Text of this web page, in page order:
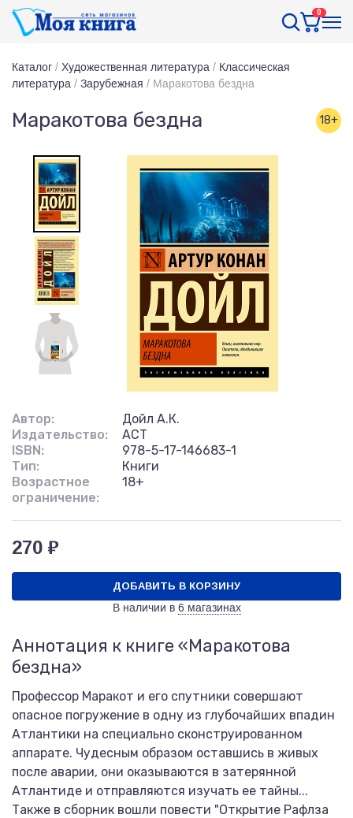
0
Каталог / Художественная литература / Классическая
литература / Зарубежная / Маракотова бездна
Маракотова бездна 18+
Автор:
Дойл А.К.
Издательство:
АСТ
ISBN:
978-5-17-146683-1
Тип:
Книги
Возрастное
ограничение:
18+
270 ₽
ДОБАВИТЬ В КОРЗИНУ
В наличии в 6 магазинах
Аннотация к книге «Маракотова
бездна»
Профессор Маракот и его спутники совершают
опасное погружение в одну из глубочайших впадин
Атлантики на специально сконструированном
аппарате. Чудесным образом оставшись в живых
после аварии, они оказываются в затерянной
Атлантиде и отправляются изучать ее тайны...
Также в сборник вошли повести "Открытие Рафлза